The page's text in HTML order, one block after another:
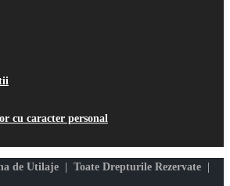
cu caracter personal
de Utilaje | Toate Drepturile Rezervate |